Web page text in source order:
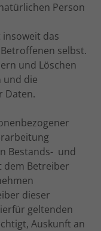
Person
das
selbst.
und Löschen
und die
Daten.
Bestands- und
dem Betreiber
dieser
geltenden
Auskunft an